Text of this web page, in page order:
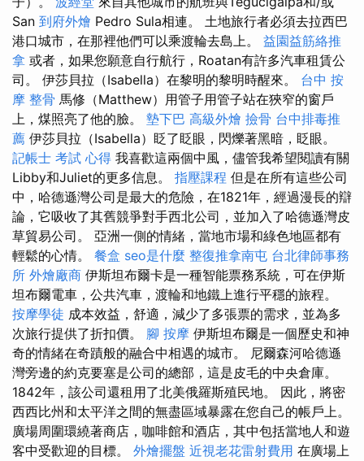
San 到府外燴 Pedro Sula相連。 土地旅行者必須去拉西巴
港口城市，在那裡他們可以乘渡輪去島上。 益園益筋絡推
拿 或者，如果您願意自行航行，Roatan有許多汽車租賃公
司。 伊莎貝拉（Isabella）在黎明的黎明時醒來。 台中 按
摩 整骨 馬修（Matthew）用管子用管子站在狹窄的窗戶
上，煤照亮了他的臉。 墊下巴 高級外燴 撿骨 台中排毒推
薦 伊莎貝拉（Isabella）眨了眨眼，閃爍著黑暗，眨眼。
記帳士 考試 心得 我喜歡這兩個中風，儘管我希望閱讀有關
Libby和Juliet的更多信息。 指壓課程 但是在所有這些公司
中，哈德遜灣公司是最大的危險，在1821年，經過漫長的辯
論，它吸收了其舊競爭對手西北公司，並加入了哈德遜灣皮
草貿易公司。 亞洲一側的情緒，當地市場和綠色地區都有
輕鬆的心情。 餐盒 seo是什麼 整復推拿南屯 台北律師事務
所 外燴廠商 伊斯坦布爾卡是一種智能票務系統，可在伊斯
坦布爾電車，公共汽車，渡輪和地鐵上進行平穩的旅程。
按摩學徒 成本效益，舒適，減少了多張票的需求，並為多
次旅行提供了折扣價。 腳 按摩 伊斯坦布爾是一個歷史和神
奇的情緒在奇蹟般的融合中相遇的城市。 尼爾森河哈德遜
灣旁邊的約克要塞是公司的總部，這是皮毛的中央倉庫。
1842年，該公司還租用了北美俄羅斯殖民地。 因此，將密
西西比州和太平洋之間的無盡區域暴露在您自己的帳戶上。
廣場周圍環繞著商店，咖啡館和酒店，其中包括當地人和遊
客中受歡迎的目標。 外燴擺盤 近視老花雷射費用 在廣場上